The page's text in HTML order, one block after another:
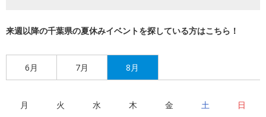
来週以降の千葉県の夏休みイベントを探している方はこちら！
6月 7月 8月
月 火 水 木 金 土 日